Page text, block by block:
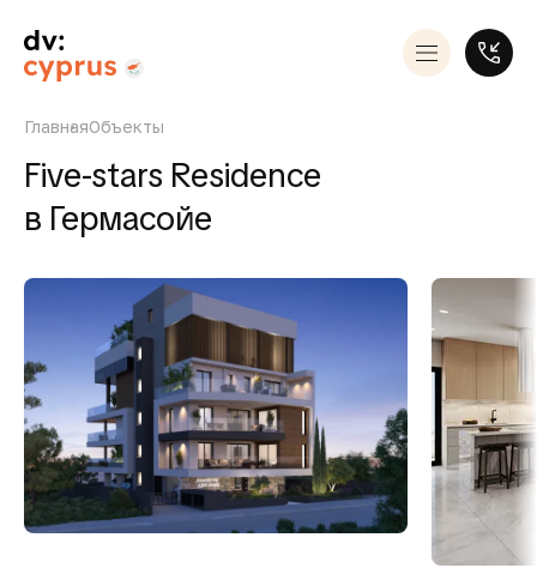
ГлавнаяОбъекты
Five-stars Residence
в Гермасойе